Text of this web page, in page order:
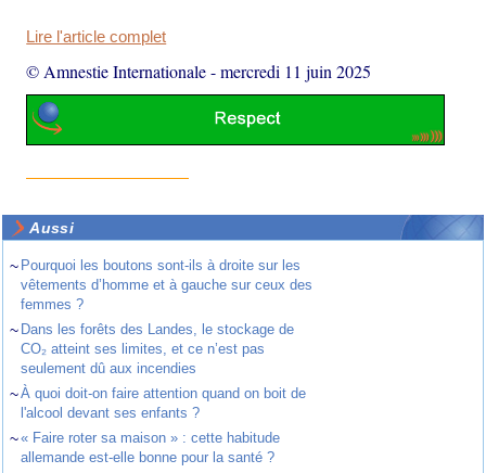
Lire l'article complet
© Amnestie Internationale-mercredi 11 juin 2025
Aussi
~ Pourquoi les boutons sont-ils à droite sur les
vêtements d’homme et à gauche sur ceux des
femmes ?
~ Dans les forêts des Landes, le stockage de
CO₂ atteint ses limites, et ce n’est pas
seulement dû aux incendies
~À quoi doit-on faire attention quand on boit de
l'alcool devant ses enfants ?
~« Faire roter sa maison » : cette habitude
allemande est-elle bonne pour la santé ?